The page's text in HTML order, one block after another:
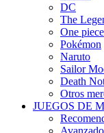
DC
The
One piece
Pokémon
Naruto
Sailor
Death
Otros
JUEGOS DE